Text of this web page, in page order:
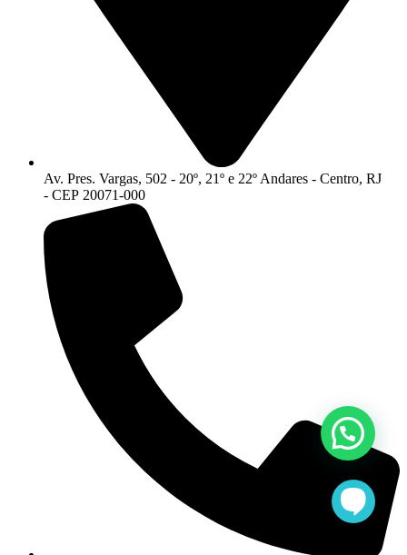
Av. Pres. Vargas, 502 - 20º, 21º e 22º Andares - Centro, RJ
- CEP 20071-000